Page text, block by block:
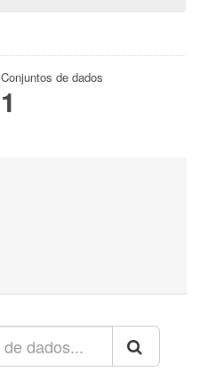
Conjuntos de dados
1